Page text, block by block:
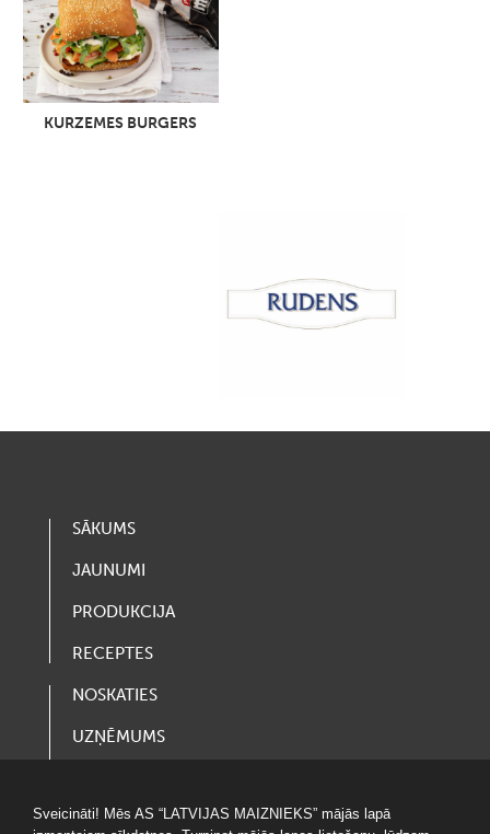
KURZEMES BURGERS
SĀKUMS
JAUNUMI
PRODUKCIJA
RECEPTES
NOSKATIES
UZŅĒMUMS
LOTERIJAS
Sveicināti! Mēs AS “LATVIJAS MAIZNIEKS” mājās lapā